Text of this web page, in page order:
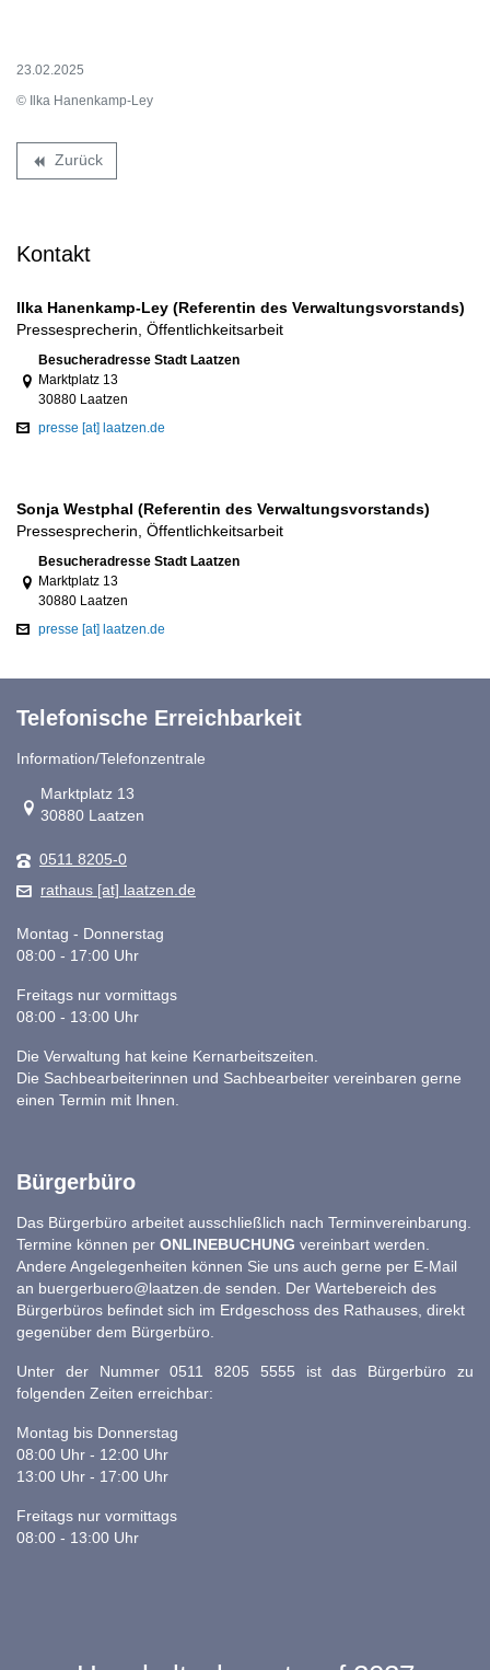
23.02.2025
© Ilka Hanenkamp-Ley
backward Zurück
Kontakt
Ilka Hanenkamp-Ley (Referentin des Verwaltungsvorstands)
Pressesprecherin, Öffentlichkeitsarbeit
Link zur Google-Maps Navigation
Besucheradresse Stadt Laatzen
Marktplatz 13
30880 Laatzen
presse [at] laatzen.de
Sonja Westphal (Referentin des Verwaltungsvorstands)
Pressesprecherin, Öffentlichkeitsarbeit
Link zur Google-Maps Navigation
Besucheradresse Stadt Laatzen
Marktplatz 13
30880 Laatzen
presse [at] laatzen.de
Telefonische Erreichbarkeit
Information/Telefonzentrale
Link zur Google-Maps Navigation
Marktplatz 13
30880 Laatzen
0511 8205-0
rathaus [at] laatzen.de
Montag - Donnerstag
08:00 - 17:00 Uhr
Freitags nur vormittags
08:00 - 13:00 Uhr
Die Verwaltung hat keine Kernarbeitszeiten.
Die Sachbearbeiterinnen und Sachbearbeiter vereinbaren gerne
einen Termin mit Ihnen.
Bürgerbüro
Das Bürgerbüro arbeitet ausschließlich nach Terminvereinbarung.
Termine können per ONLINEBUCHUNG vereinbart werden.
Andere Angelegenheiten können Sie uns auch gerne per E-Mail
an buergerbuero@laatzen.de senden. Der Wartebereich des
Bürgerbüros befindet sich im Erdgeschoss des Rathauses, direkt
gegenüber dem Bürgerbüro.
Unter der Nummer 0511 8205 5555 ist das Bürgerbüro zu
folgenden Zeiten erreichbar:
Montag bis Donnerstag
08:00 Uhr - 12:00 Uhr
13:00 Uhr - 17:00 Uhr
Freitags nur vormittags
08:00 - 13:00 Uhr